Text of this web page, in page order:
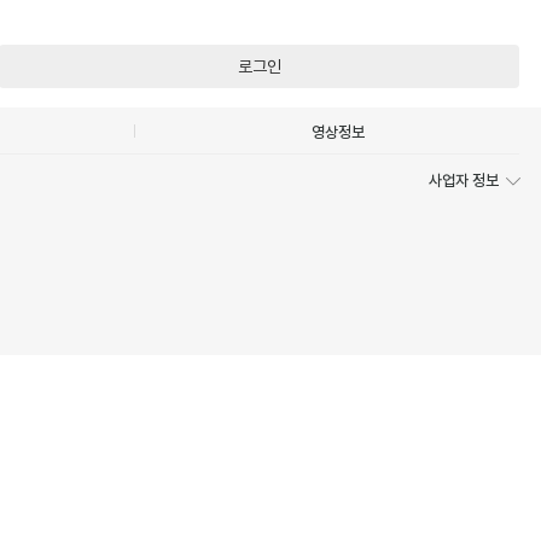
로그인
영상정보
사업자 정보